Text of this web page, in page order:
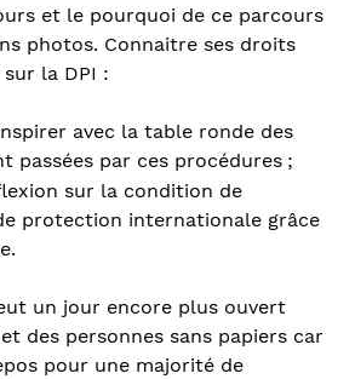
et le pourquoi de ce parcours
photos. Connaitre ses droits
la DPI :
avec la table ronde des
passées par ces procédures ;
sur la condition de
protection internationale grâce
un jour encore plus ouvert
des personnes sans papiers car
pour une majorité de